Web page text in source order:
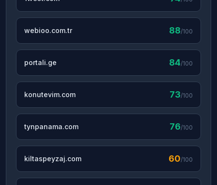
webioo.com.tr 88/100
portali.ge 84/100
konutevim.com 73/100
tynpanama.com 76/100
kiltaspeyzaj.com 60/100